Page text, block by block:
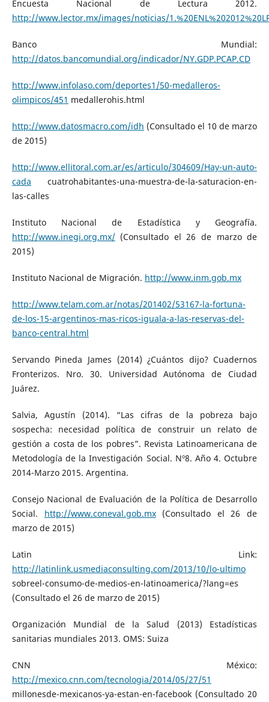
Encuesta Nacional de Lectura 2012.
http://www.lector.mx/images/noticias/
Banco Mundial:
http://datos.bancomundial.org/indicador/NY.GDP.PCAP.CD
http://www.infolaso.com/deportes1/50-medalleros-
olimpicos/451 medallerohis.html
http://www.datosmacro.com/idh (Consultado el 10 de marzo
de 2015)
http://www.ellitoral.com.ar/es/articulo/304609/Hay-un-auto-
cada cuatrohabitantes-una-muestra-de-la-saturacion-en-
las-calles
Instituto Nacional de Estadística y Geografía.
http://www.inegi.org.mx/(Consultado el 26 de marzo de
2015)
Instituto Nacional de Migración. http://www.inm.gob.mx
http://www.telam.com.ar/notas/201402/53167-la-fortuna-
de-los-15-argentinos-mas-ricos-iguala-a-las-reservas-del-
banco-central.html
Servando Pineda James (2014) ¿Cuántos dijo? Cuadernos
Fronterizos. Nro. 30. Universidad Autónoma de Ciudad
Juárez.
Salvia, Agustín (2014). “Las cifras de la pobreza bajo
sospecha: necesidad política de construir un relato de
gestión a costa de los pobres”. Revista Latinoamericana de
Metodología de la Investigación Social. Nº8. Año 4. Octubre
2014-Marzo 2015. Argentina.
Consejo Nacional de Evaluación de la Política de Desarrollo
Social. http://www.coneval.gob.mx(Consultado el 26 de
marzo de 2015)
Latin Link:
http://latinlink.usmediaconsulting.com/2013/10/lo-ultimo
sobreel-consumo-de-medios-en-latinoamerica/?lang=es
(Consultado el 26 de marzo de 2015)
Organización Mundial de la Salud (2013) Estadísticas
sanitarias mundiales 2013. OMS: Suiza
CNN México:
http://mexico.cnn.com/tecnologia/2014/05/27/51
millonesde-mexicanos-ya-estan-en-facebook (Consultado 20